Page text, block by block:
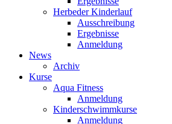
Herbeder Kinderlauf
Ausschreibung
Ergebnisse
Anmeldung
News
Archiv
Kurse
Aqua Fitness
Anmeldung
Kinderschwimmkurse
Anmeldung